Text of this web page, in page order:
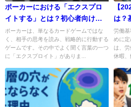
ポーカーにおける「エクスプロ
イトする」とは？初心者向けに
わかりやすく解説
ポーカーは、単なるカードゲームではな
く、相手の思考を読み、戦略的に行動する
ゲームです。その中でよく聞く言葉の一つ
に「エクスプロイト」がありま...
【
は？
労働
めに
は、
休暇、